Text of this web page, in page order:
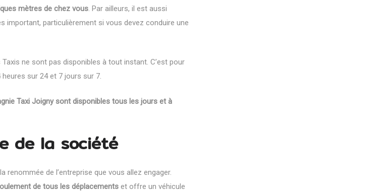
mètres de chez vous. Par ailleurs, il est aussi
important, particulièrement si vous devez conduire une
ne sont pas disponibles à tout instant. C’est pour
sur 24 et 7 jours sur 7.
Taxi Joigny sont disponibles tous les jours et à
de la société
de l’entreprise que vous allez engager.
de tous les déplacements et offre un véhicule